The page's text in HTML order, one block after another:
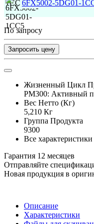
6FX5002-5DG01-
По запросу
Запросить цену
Жизненный Цикл
PM300: Активный
Вес Нетто (Кг)
5,210 Кг
Группа Продукта
9300
Все характеристики
Гарантия 12 месяцев
Отправляйте
Новая продукция в
Описание
Характеристики